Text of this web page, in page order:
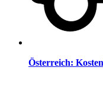
Österreich: